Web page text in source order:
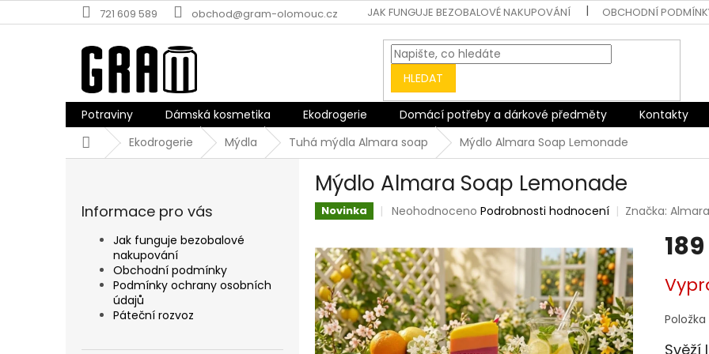
na
721 609 589 obchod@gram-olomouc.cz JAK FUNGUJE BEZOBALOVÉ NAKUPOVÁNÍ OBCHODNÍ
HLEDAT
Potraviny Dámská kosmetika Ekodrogerie Domácí potřeby a dárkové předměty Kontakty
DomůEkodrogerie Mýdla Tuhá mýdla Almara soap Mýdlo Almara Soap Lemonade
Informace pro vás
Jak funguje bezobalové
nakupování
Obchodní podmínky
Podmínky ochrany osobních
údajů
Páteční rozvoz
Mýdlo Almara Soap Lemonade
Novinka
Průměrné
je
0,0
z
5
hvězdiček.
Neohodnoceno Podrobnosti hodnocení Značka:
cena:
Svěží